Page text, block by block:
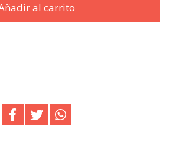
al carrito